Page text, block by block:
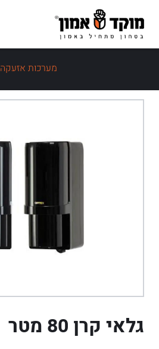
מערכות אזעקה
גלאי קרן 80 מטר